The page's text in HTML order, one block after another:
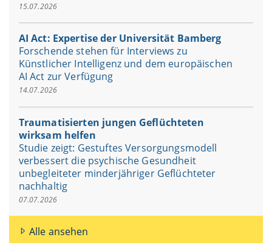
15.07.2026
AI Act: Expertise der Universität Bamberg
Forschende stehen für Interviews zu
Künstlicher Intelligenz und dem europäischen
AI Act zur Verfügung
14.07.2026
Traumatisierten jungen Geflüchteten
wirksam helfen
Studie zeigt: Gestuftes Versorgungsmodell
verbessert die psychische Gesundheit
unbegleiteter minderjähriger Geflüchteter
nachhaltig
07.07.2026
Alle ansehen